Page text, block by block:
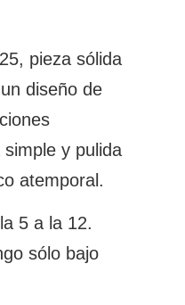
pieza sólida
diseño de
y pulida
atemporal.
5 a la 12.
sólo bajo